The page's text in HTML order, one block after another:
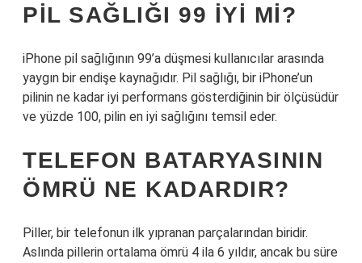
PIL SAĞLIĞI 99 IYI MI?
iPhone pil sağlığının 99’a düşmesi kullanıcılar arasında
yaygın bir endişe kaynağıdır. Pil sağlığı, bir iPhone’un
pilinin ne kadar iyi performans gösterdiğinin bir ölçüsüdür
ve yüzde 100, pilin en iyi sağlığını temsil eder.
TELEFON BATARYASININ
ÖMRÜ NE KADARDIR?
Piller, bir telefonun ilk yıpranan parçalarından biridir.
Aslında pillerin ortalama ömrü 4 ila 6 yıldır, ancak bu süre